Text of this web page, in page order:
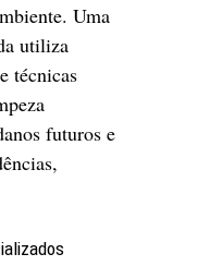
Uma
utiliza
técnicas
futuros e